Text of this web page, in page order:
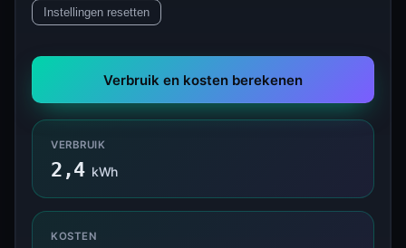
Instellingen resetten
Verbruik en kosten berekenen
VERBRUIK
2,4 kWh
KOSTEN